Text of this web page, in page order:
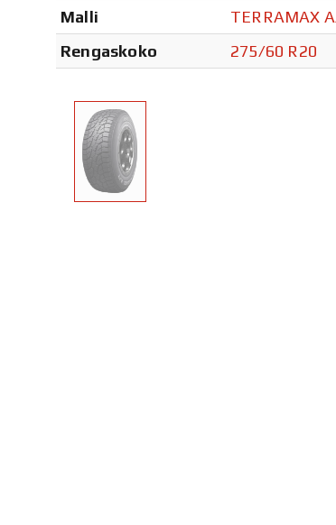
Malli
TERRAMAX
Rengaskoko
275/60 R20